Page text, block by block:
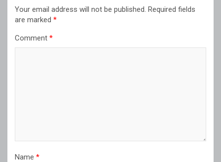
Your email address will not be published. Required fields
are marked *
Comment *
Name *